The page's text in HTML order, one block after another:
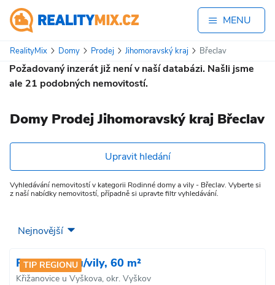
MENU
RealityMix Domy Prodej Jihomoravský kraj Břeclav
Požadovaný inzerát již není v naší databázi. Našli jsme
ale 21 podobných nemovitostí.
Domy Prodej Jihomoravský kraj Břeclav
Upravit hledání
Vyhledávání nemovitostí v kategorii Rodinné domy a vily - Břeclav. Vyberte si
z naší nabídky nemovitostí, případně si upravte filtr vyhledávání.
TIP REGIONU
Prodej domu/vily, 60 m²
Křižanovice u Vyškova, okr. Vyškov